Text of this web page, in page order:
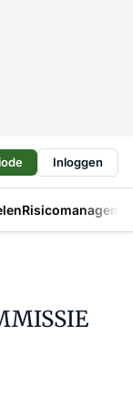
Inloggen